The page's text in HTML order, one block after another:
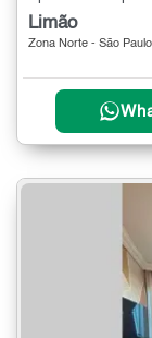
Limão
Zona Norte - São Paulo